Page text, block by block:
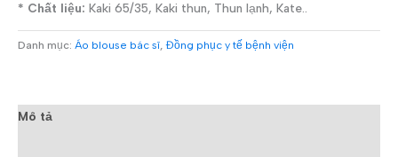
* Chất liệu: Kaki 65/35, Kaki thun, Thun lạnh, Kate..
Danh mục: Áo blouse bác sĩ Đồng phục y tế bệnh viện
Mô tả